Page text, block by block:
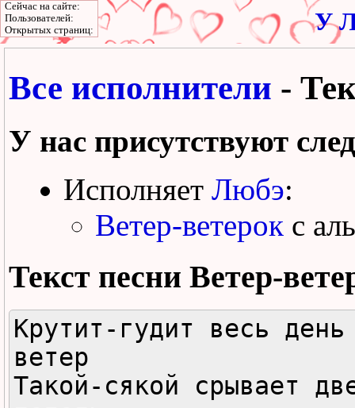
У
Все исполнители -
У нас присутствуют
Исполняет Любэ:
Ветер-ветерок с
Текст песни Ветер-
Крутит-гудит весь день
ветер
Такой-сякой срывает
Сейчас на сайте:
Пользователей:
Открытых страниц: